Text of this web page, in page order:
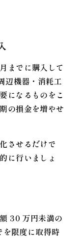
までに購入して
辺機器・消耗工
になるものをこ
の損金を増やせ
させるだけで
に行いましょ
30 万円未満の
限度に取得時